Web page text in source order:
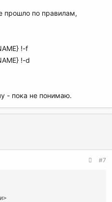
прошло по правилам,
!-f
!-d
- пока не понимаю.
#7